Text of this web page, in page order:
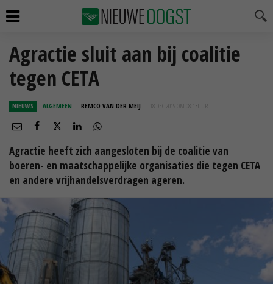
Agractie sluit aan bij coalitie
tegen CETA
NIEUWS ALGEMEEN REMCO VAN DER MEIJ 18 DEC 2019 OM 08:13
Agractie heeft zich aangesloten bij de coalitie van
boeren- en maatschappelijke organisaties die tegen CETA
en andere vrijhandelsverdragen ageren.